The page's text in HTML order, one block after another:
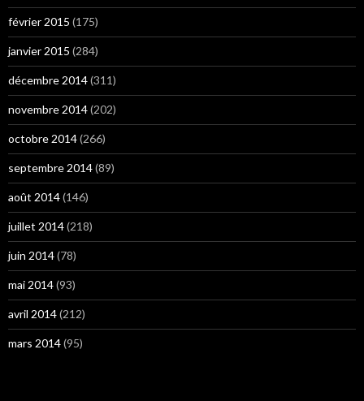
février 2015 (175)
janvier 2015 (284)
décembre 2014(311)
novembre 2014(202)
octobre 2014(266)
septembre 2014(89)
août 2014(146)
juillet 2014(218)
juin 2014(78)
mai 2014(93)
avril 2014(212)
mars 2014(95)